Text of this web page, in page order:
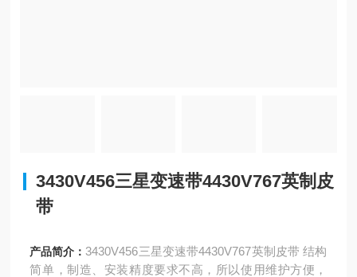
3430V456三星变速带4430V767英制皮
带
产品简介：3430V456三星变速带4430V767英制皮带 结构
简单，制造、安装精度要求不高，所以使用维护方便，